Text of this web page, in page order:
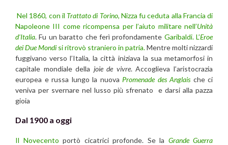
Nel 1860, con il Trattato di Torino, Nizza fu ceduta alla Francia di
Napoleone III come ricompensa per l’aiuto militare nell’Unità
d’Italia. Fu un baratto che ferì profondamente Garibaldi. L’Eroe
dei Due Mondi si ritrovò straniero in patria.Mentre molti nizzardi
fuggivano verso l’Italia, la città iniziava la sua metamorfosi in
capitale mondiale della joie de vivre. Accoglieva l’aristocrazia
europea e russa lungo la nuova Promenade des Anglaische ci
veniva per svernare nel lusso più sfrenato e darsi alla pazza
gioia
Dal 1900 a oggi
Il Novecento portò cicatrici profonde. Se la Grande Guerra